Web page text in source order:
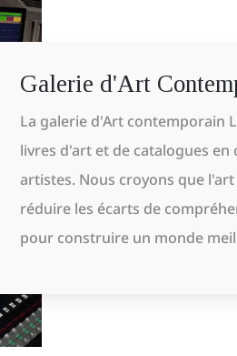
Galerie d'Art
La galerie d'Art contemporain
livres d'art et de catalogues
artistes. Nous croyons que
réduire les écarts de
pour construire un monde